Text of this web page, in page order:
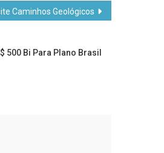
Caminhos Geológicos
500 Bi Para Plano Brasil